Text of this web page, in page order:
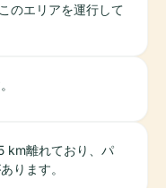
のエリアを運行して
km離れており、パ
ります。